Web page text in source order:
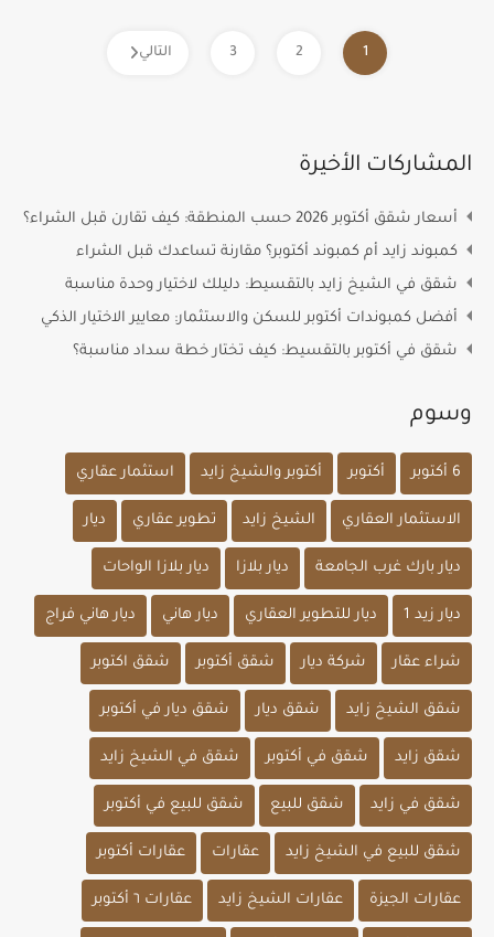
1
2
3 التالي
المشاركات الأخيرة
أسعار شقق أكتوبر 2026 حسب المنطقة: كيف تقارن قبل الشراء؟
كمبوند زايد أم كمبوند أكتوبر؟ مقارنة تساعدك قبل الشراء
شقق في الشيخ زايد بالتقسيط: دليلك لاختيار وحدة مناسبة
أفضل كمبوندات أكتوبر للسكن والاستثمار: معايير الاختيار الذكي
شقق في أكتوبر بالتقسيط: كيف تختار خطة سداد مناسبة؟
وسوم
6 أكتوبر أكتوبر أكتوبر والشيخ زايد استثمار عقاري
الاستثمار العقاري الشيخ زايد تطوير عقاري ديار
ديار بارك غرب الجامعة ديار بلازا ديار بلازا الواحات
ديار زيد 1 ديار للتطوير العقاري ديار هاني ديار هاني فراج
شراء عقار شركة ديار شقق أكتوبر شقق اكتوبر
شقق الشيخ زايد شقق ديار شقق ديار في أكتوبر
شقق زايد شقق في أكتوبر شقق في الشيخ زايد
شقق في زايد شقق للبيع شقق للبيع في أكتوبر
شقق للبيع في الشيخ زايد عقارات عقارات أكتوبر
عقارات الجيزة عقارات الشيخ زايد عقارات ٦ أكتوبر